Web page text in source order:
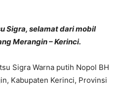
Sigra, selamat dari mobil
Merangin – Kerinci.
Sigra Warna putih Nopol BH
Kabupaten Kerinci, Provinsi